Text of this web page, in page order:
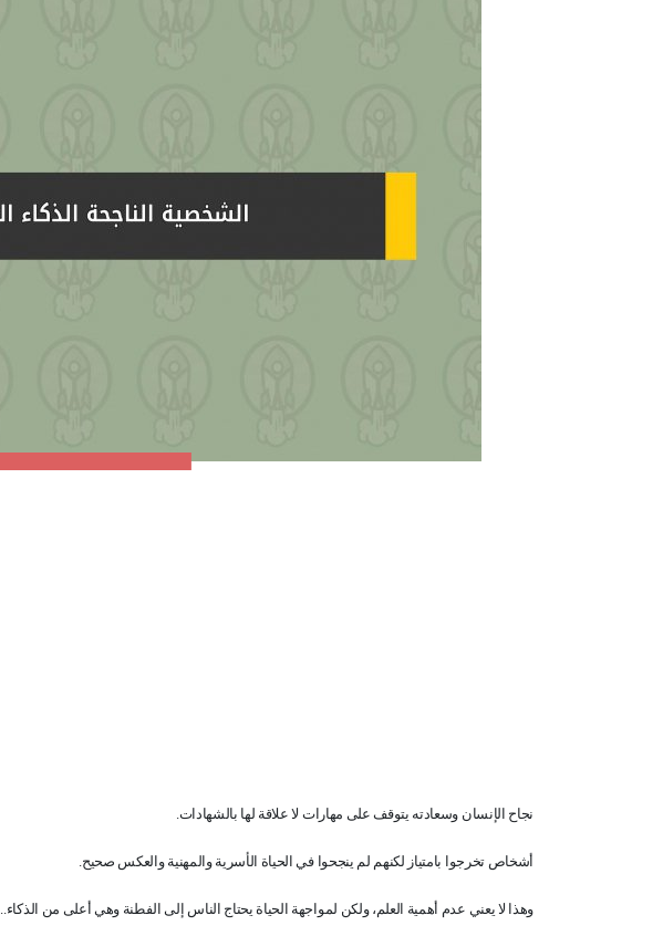
نجاح الإنسان وسعادته يتوقف على مهارات لا علاقة لها بالشهادات.
أشخاص تخرجوا بامتياز لكنهم لم ينجحوا في الحياة الأسرية والمهنية والعكس صحيح.
وهذا لا يعني عدم أهمية العلم، ولكن لمواجهة الحياة يحتاج الناس إلى الفطنة وهي أعلى من الذكاء..